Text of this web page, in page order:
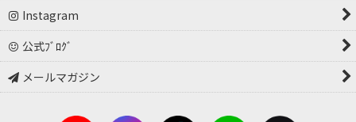
Instagram
公式ﾌﾞﾛｸﾞ
メールマガジン